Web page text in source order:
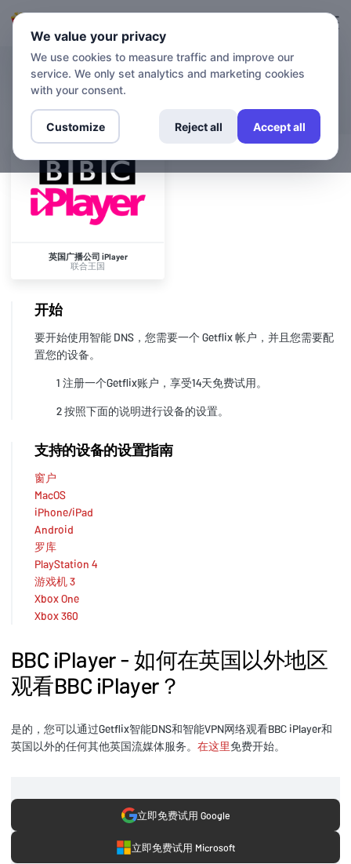
渠道
英国广播公司 iPlayer
英国广播公司 iPlayer
联合王国
BBC iPlayer - 如何在英国以外地区
观看BBC iPlayer？
是的，您可以通过Getflix智能DNS和智能VPN网络观看BBC iPlayer和
英国以外的任何其他英国流媒体服务。 在这里免费开始。
立即免费试用 Google
立即免费试用 Microsoft
开始
要开始使用智能 DNS，您需要一个 Getflix 帐户，并且您需要配
置您的设备。
1 注册一个Getflix账户，享受14天免费试用。
2 按照下面的说明进行设备的设置。
支持的设备的设置指南
窗户
MacOS
iPhone/iPad
Android
罗库
PlayStation 4
游戏机 3
Xbox One
Xbox 360
We value your privacy
We use cookies to measure traffic and improve our
service. We only set analytics and marketing cookies
with your consent.
Customize Reject all Accept all